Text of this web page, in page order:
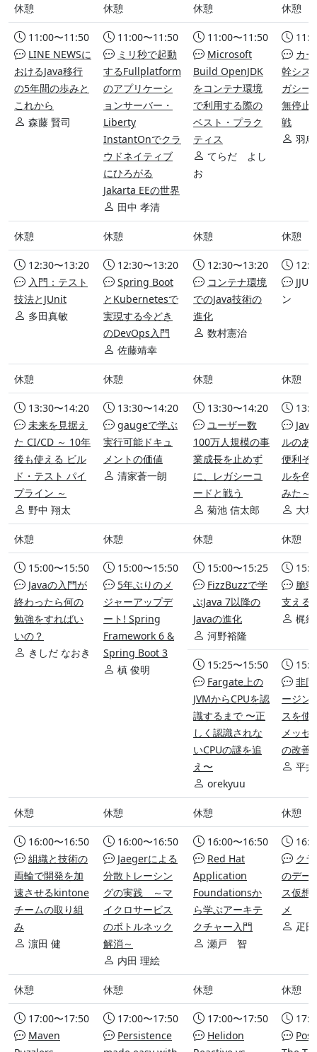
休憩 休憩 休憩 休憩
11:00〜11:50
LINE NEWSに
おけるJava移行
の5年間の歩みと
これから
森藤 賢司
11:00〜11:50
ミリ秒で起動
するFullplatform
のアプリケーシ
ョンサーバー・
Liberty
InstantOnでクラ
ウドネイティブ
にひろがる
Jakarta EEの世界
田中 孝清
11:00〜11:50
Microsoft
Build OpenJDK
をコンテナ環境
で利用する際の
ベスト・プラク
ティス
てらだ よし
お
カ
幹シ
ガシー
無停止
戦
羽
休憩 休憩 休憩 休憩
12:30〜13:20
入門：テスト
技法とJUnit
多田真敏
12:30〜13:20
Spring Boot
とKubernetesで
実現する今どき
のDevOps入門
佐藤靖幸
12:30〜13:20
コンテナ環境
でのJava技術の
進化
数村憲治
ン
休憩 休憩 休憩 休憩
13:30〜14:20
未来を見据え
た CI/CD ～ 10年
後も使える ビル
ド・テスト パイ
プライン ～
野中 翔太
13:30〜14:20
gaugeで学ぶ
実行可能ドキュ
メントの価値
清家蒼一朗
13:30〜14:20
ユーザー数
100万人規模の事
業成長を止めず
に、レガシーコ
ードと戦う
菊池 信太郎
ルのあ
便利そ
ルを色
みた～
大
休憩 休憩 休憩 休憩
15:00〜15:50
Javaの入門が
終わったら何の
勉強をすればい
いの？
きしだ なおき
15:00〜15:50
5年ぶりのメ
ジャーアップデ
ート! Spring
Framework 6 &
Spring Boot 3
槙 俊明
15:00〜15:25
FizzBuzzで学
ぶJava 7以降の
Javaの進化
河野裕隆
脆
支える
梶
15:25〜15:50
Fargate上の
JVMからCPUを認
識するまで 〜正
しく認識されな
いCPUの謎を追
え〜
orekyuu
非
ージン
スを使
メッセ
の改善
平
休憩 休憩 休憩 休憩
16:00〜16:50
組織と技術の
両輪で開発を加
速させるkintone
チームの取り組
み
濵田 健
16:00〜16:50
Jaegerによる
分散トレーシン
グの実践 ～マ
イクロサービス
のボトルネック
解消～
内田 理絵
16:00〜16:50
Red Hat
Application
Foundationsか
ら学ぶアーキテ
クチャー入門
瀬戸 智
ク
のデー
ス仮想
メ
疋
休憩 休憩 休憩 休憩
17:00〜17:50
Maven
17:00〜17:50
Persistence
17:00〜17:50
Helidon